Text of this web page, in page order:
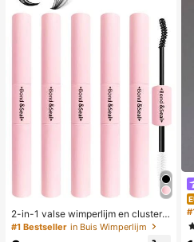
2-in-1 valse wimperlijm en clusterw
imperlijm, 1/2/3/5 stuks/verpakking,
ultra sterk en langdurig, anti-uitval,
#1 Bestseller in Buis Wimperlijm